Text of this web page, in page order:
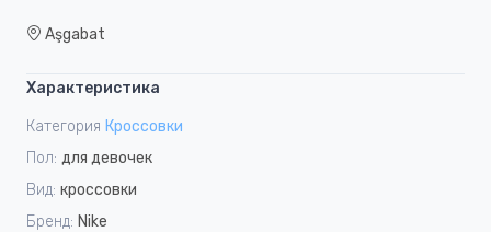
Aşgabat
Характеристика
Категория Кроссовки
Пол: для девочек
Вид: кроссовки
Бренд: Nike